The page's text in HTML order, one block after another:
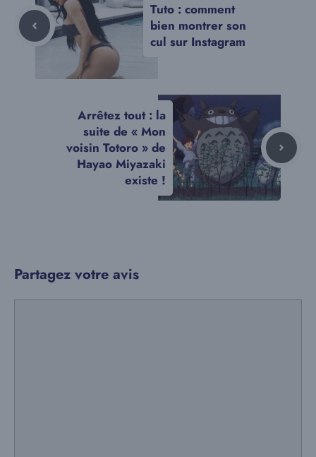
Tuto : comment
bien montrer son
cul sur Instagram
Arrêtez tout : la
suite de « Mon
voisin Totoro » de
Hayao Miyazaki
existe !
Partagez votre avis